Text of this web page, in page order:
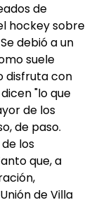
de
hockey sobre
debió a un
suele
disfruta con
"lo que
de los
de paso.
los
que, a
de Villa